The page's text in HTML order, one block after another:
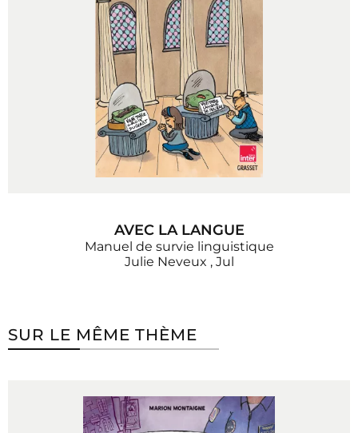
AVEC LA LANGUE
Manuel de survie linguistique
Julie Neveux , Jul
SUR LE MÊME THÈME